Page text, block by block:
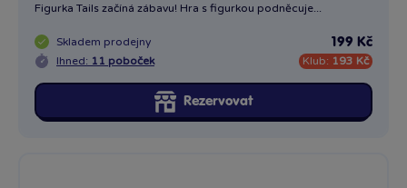
Figurka Tails začíná zábavu! Hra s figurkou podněcuje...
Skladem prodejny
Ihned: 11 poboček
199 Kč
Klub: 193 Kč
Rezervovat